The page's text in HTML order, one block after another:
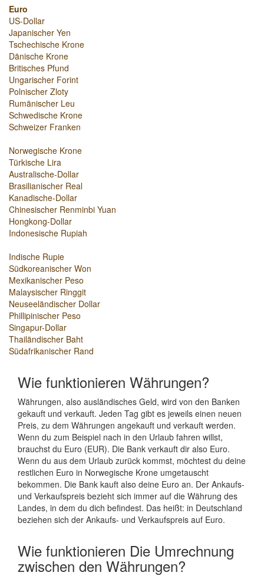
Euro
US-Dollar
Japanischer Yen
Tschechische Krone
Dänische Krone
Britisches Pfund
Ungarischer Forint
Polnischer Zloty
Rumänischer Leu
Schwedische Krone
Schweizer Franken
Norwegische Krone
Türkische Lira
Australische-Dollar
Brasilianischer Real
Kanadische-Dollar
Chinesischer Renminbi Yuan
Hongkong-Dollar
Indonesische Rupiah
Indische Rupie
Südkoreanischer Won
Mexikanischer Peso
Malaysischer Ringgit
Neuseeländischer Dollar
Phillipinischer Peso
Singapur-Dollar
Thailändischer Baht
Südafrikanischer Rand
Wie funktionieren Währungen?
Währungen, also ausländisches Geld, wird von den Banken
gekauft und verkauft. Jeden Tag gibt es jeweils einen neuen
Preis, zu dem Währungen angekauft und verkauft werden.
Wenn du zum Beispiel nach in den Urlaub fahren willst,
brauchst du Euro (EUR). Die Bank verkauft dir also Euro.
Wenn du aus dem Urlaub zurück kommst, möchtest du deine
restlichen Euro in Norwegische Krone umgetauscht
bekommen. Die Bank kauft also deine Euro an. Der Ankaufs-
und Verkaufspreis bezieht sich immer auf die Währung des
Landes, in dem du dich befindest. Das heißt: in Deutschland
beziehen sich der Ankaufs- und Verkaufspreis auf Euro.
Wie funktionieren Die Umrechnung
zwischen den Währungen?